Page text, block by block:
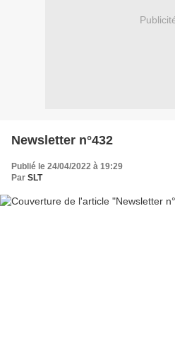
Newsletter n°432
Publié le 24/04/2022 à 19:29
Par SLT